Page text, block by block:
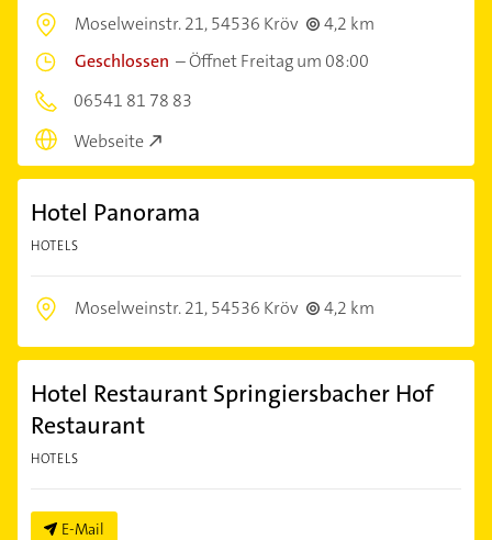
Moselweinstr. 21,54536 Kröv
4,2 km
Geschlossen –Öffnet Freitag um 08:00
06541 81 78 83
Webseite
Hotel Panorama
HOTELS
Moselweinstr. 21,54536 Kröv 4,2 km
Hotel Restaurant Springiersbacher Hof
Restaurant
HOTELS
E-Mail